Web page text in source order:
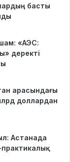
басты
«АЭС:
деректі
арасындағы
доллардан
Астанада